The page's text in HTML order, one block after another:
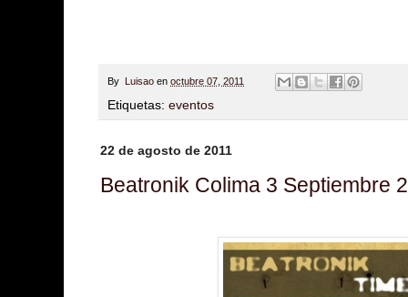
By Luisao en octubre 07, 2011
Etiquetas: eventos
22 de agosto de 2011
Beatronik Colima 3 Septiembre